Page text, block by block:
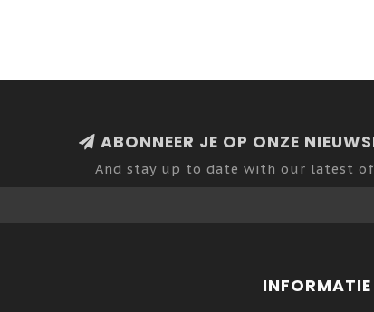
ABONNEER JE OP ONZE
And stay up to date with our latest
INFORMATIE